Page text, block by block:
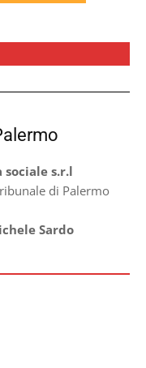
s.r.l
di Palermo
Sardo